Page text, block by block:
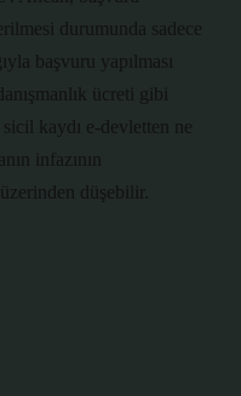
durumunda sadece
başvuru yapılması
ücreti gibi
kaydı e-devletten ne
infazının
düşebilir.